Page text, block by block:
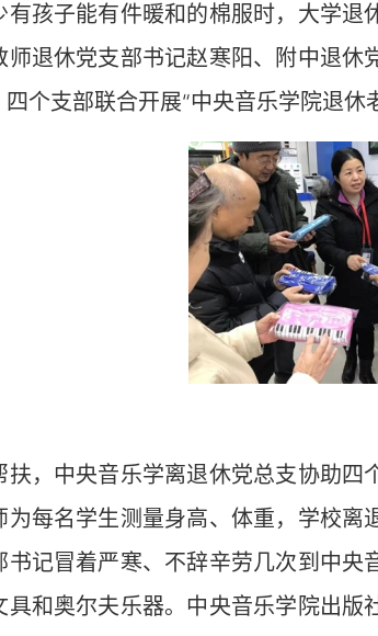
有孩子能有件暖和的棉服时，大学
师退休党支部书记赵寒阳、附中退
个支部联合开展“中央音乐学院退休
中央音乐学离退休党总支协助四
为每名学生测量身高、体重，学校
书记冒着严寒、不辞辛劳几次到中
具和奥尔夫乐器。中央音乐学院出